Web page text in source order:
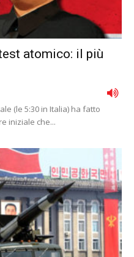
atomico: il più
(le 5:30 in Italia) ha fatto
iniziale che...